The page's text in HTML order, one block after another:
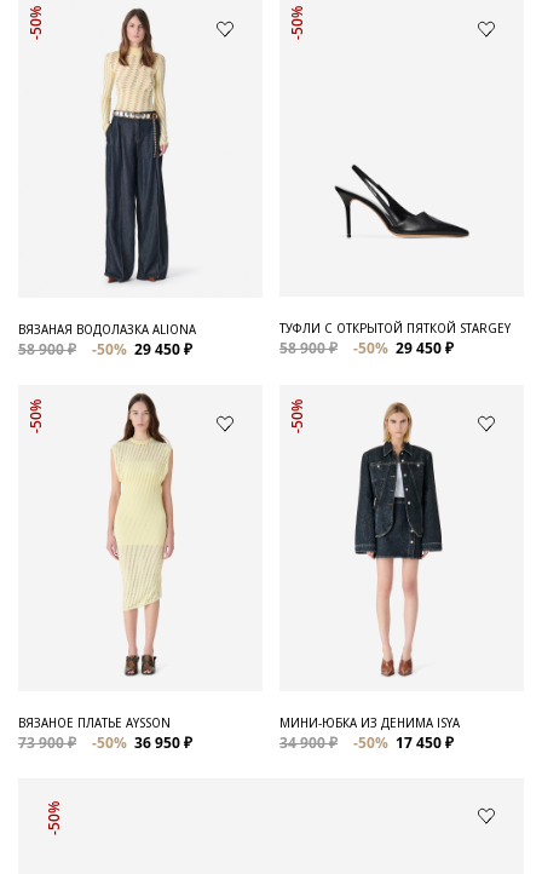
-50%
ВЯЗАНАЯ ВОДОЛАЗКА ALIONA
58 900 ₽ -50% 29 450 ₽
-50%
ТУФЛИ С ОТКРЫТОЙ ПЯТКОЙ STARGEY
58 900 ₽ -50% 29 450 ₽
-50%
ВЯЗАНОЕ ПЛАТЬЕ AYSSON
73 900 ₽ -50% 36 950 ₽
-50%
МИНИ-ЮБКА ИЗ ДЕНИМА ISYA
34 900 ₽ -50% 17 450 ₽
-50%